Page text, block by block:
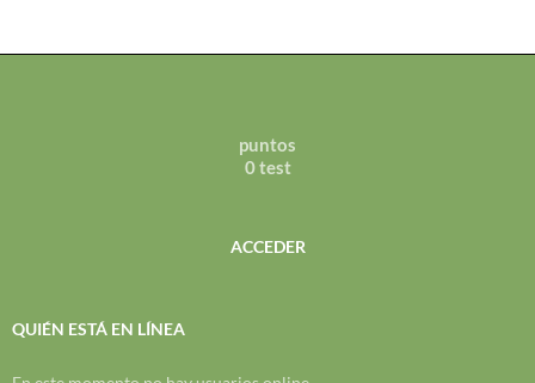
puntos
0 test
ACCEDER
QUIÉN ESTÁ EN LÍNEA